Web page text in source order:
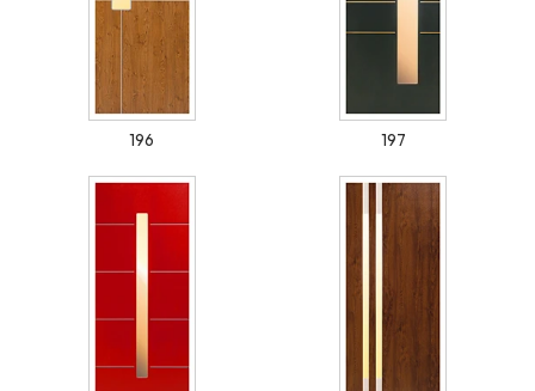
196 197